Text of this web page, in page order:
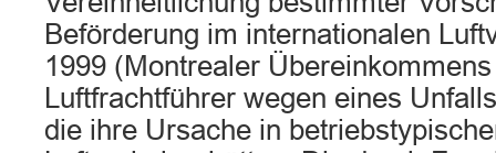
Beförderung im internationalen
1999 (Montrealer
Luftfrachtführer wegen eines
die ihre Ursache in